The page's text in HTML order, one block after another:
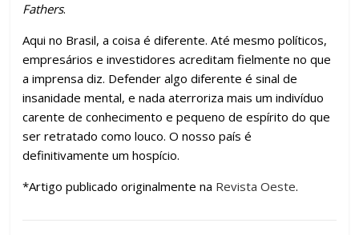
Fathers.
Aqui no Brasil, a coisa é diferente. Até mesmo políticos,
empresários e investidores acreditam fielmente no que
a imprensa diz. Defender algo diferente é sinal de
insanidade mental, e nada aterroriza mais um indivíduo
carente de conhecimento e pequeno de espírito do que
ser retratado como louco. O nosso país é
definitivamente um hospício.
*Artigo publicado originalmente na Revista Oeste.